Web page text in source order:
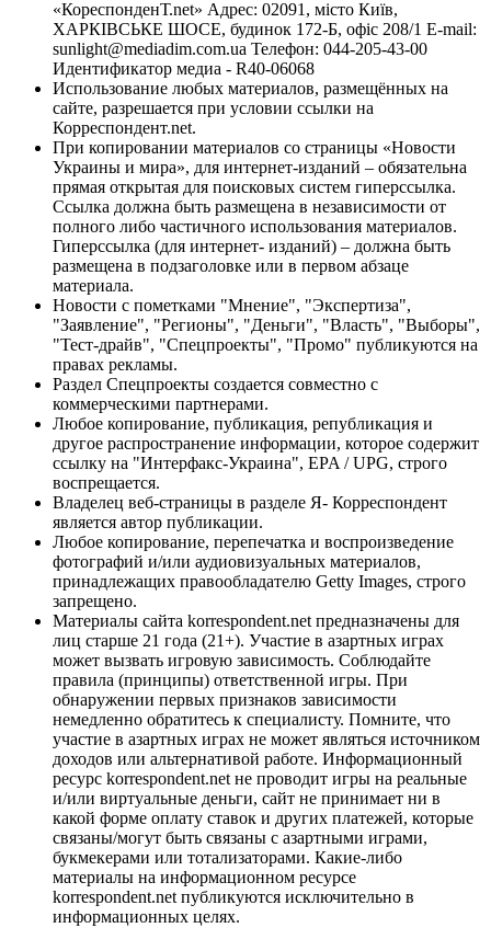
«КореспонденТ.net» Адрес: 02091, місто Київ,
ХАРКІВСЬКЕ ШОСЕ, будинок 172-Б, офіс 208/1 E-mail:
sunlight@mediadim.com.ua Телефон: 044-205-43-00
Идентификатор медиа - R40-06068
Использование любых материалов, размещённых на
сайте, разрешается при условии ссылки на
Корреспондент.net.
При копировании материалов со страницы «Новости
Украины и мира», для интернет-изданий – обязательна
прямая открытая для поисковых систем гиперссылка.
Ссылка должна быть размещена в независимости от
полного либо частичного использования материалов.
Гиперссылка (для интернет- изданий) – должна быть
размещена в подзаголовке или в первом абзаце
материала.
Новости с пометками "Мнение", "Экспертиза",
"Заявление", "Регионы", "Деньги", "Власть", "Выборы",
"Тест-драйв", "Спецпроекты", "Промо" публикуются на
правах рекламы.
Раздел Спецпроекты создается совместно с
коммерческими партнерами.
Любое копирование, публикация, републикация и
другое распространение информации, которое содержит
ссылку на "Интерфакс-Украина", EPA / UPG, строго
воспрещается.
Владелец веб-страницы в разделе Я- Корреспондент
является автор публикации.
Любое копирование, перепечатка и воспроизведение
фотографий и/или аудиовизуальных материалов,
принадлежащих правообладателю Getty Images, строго
запрещено.
Материалы сайта korrespondent.net предназначены для
лиц старше 21 года (21+). Участие в азартных играх
может вызвать игровую зависимость. Соблюдайте
правила (принципы) ответственной игры. При
обнаружении первых признаков зависимости
немедленно обратитесь к специалисту. Помните, что
участие в азартных играх не может являться источником
доходов или альтернативой работе. Информационный
ресурс korrespondent.net не проводит игры на реальные
и/или виртуальные деньги, сайт не принимает ни в
какой форме оплату ставок и других платежей, которые
связаны/могут быть связаны с азартными играми,
букмекерами или тотализаторами. Какие-либо
материалы на информационном ресурсе
korrespondent.net публикуются исключительно в
информационных целях.